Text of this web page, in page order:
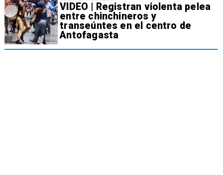
VIDEO | Registran violenta pelea
entre chinchineros y
transeúntes en el centro de
Antofagasta